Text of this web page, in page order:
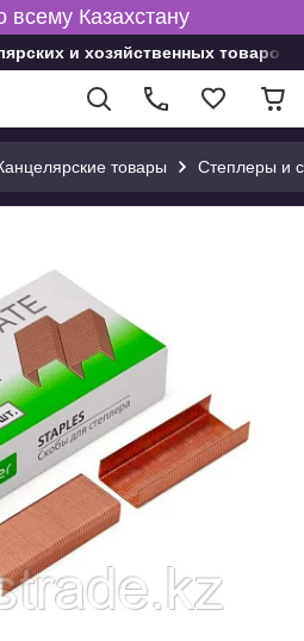
всему Казахстану
и хозяйственных товаров
товары Степлеры и